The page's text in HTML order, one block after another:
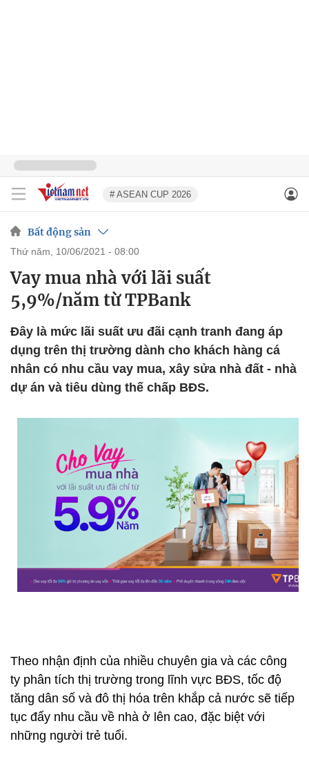
# ASEAN CUP 2026
Bất động sản
thứ năm, 10/06/2021 - 08:00
Vay mua nhà với lãi suất
5,9%/năm từ TPBank
Đây là mức lãi suất ưu đãi cạnh tranh đang áp
dụng trên thị trường dành cho khách hàng cá
nhân có nhu cầu vay mua, xây sửa nhà đất - nhà
dự án và tiêu dùng thế chấp BĐS.
Theo nhận định của nhiều chuyên gia và các công
ty phân tích thị trường trong lĩnh vực BĐS, tốc độ
tăng dân số và đô thị hóa trên khắp cả nước sẽ tiếp
tục đẩy nhu cầu về nhà ở lên cao, đặc biệt với
những người trẻ tuổi.